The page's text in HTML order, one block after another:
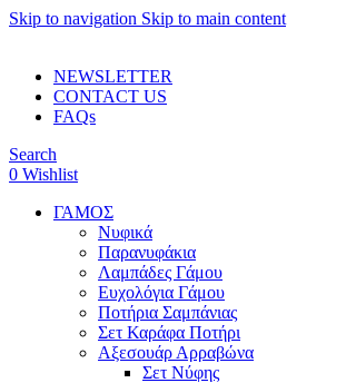
Skip to navigation Skip to main content
NEWSLETTER
CONTACT US
FAQs
Search
0 Wishlist
ΓΑΜΟΣ
Νυφικά
Παρανυφάκια
Λαμπάδες Γάμου
Ευχολόγια Γάμου
Ποτήρια Σαμπάνιας
Σετ Καράφα Ποτήρι
Αξεσουάρ Αρραβώνα
Σετ Νύφης